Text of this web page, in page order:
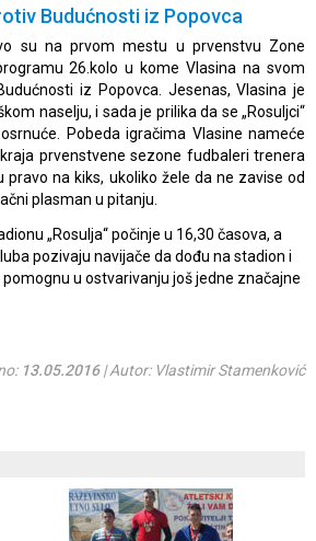
Budućnosti iz Popovca
su na prvom mestu u prvenstvu Zone
26.kolo u kome Vlasina na svom
iz Popovca. Jesenas, Vlasina je
naselju, i sada je prilika da se „Rosuljci“
Pobeda igračima Vlasine nameće
prvenstvene sezone fudbaleri trenera
pravo na kiks, ukoliko žele da ne zavise od
plasman u pitanju.
„Rosulja“ počinje u 16,30 časova, a
pozivaju navijače da dođu na stadion i
u ostvarivanju još jedne značajne
13.05.2016| Autor: Vlastimir Stamenković